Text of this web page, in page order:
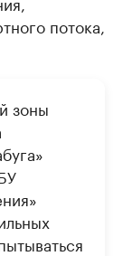
потока,
зоны